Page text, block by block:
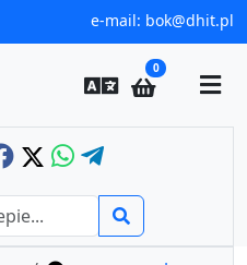
e-mail: bok@dhit.pl
0